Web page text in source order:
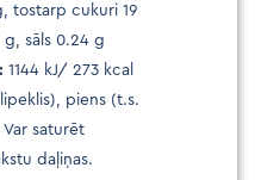
tostarp cukuri 19
sāls 0.24 g
1144 kJ/ 273 kcal
piens (t.s.
Var saturēt
daļiņas.